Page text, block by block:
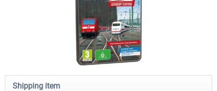
Fernbus Simulator Train Simulator Classic
Shipping item